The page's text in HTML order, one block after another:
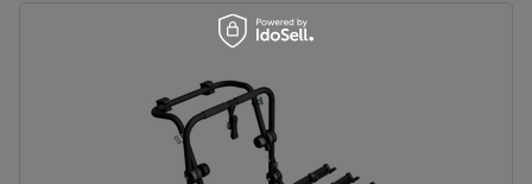
3
universelles Montagesystem
kompatibel mit allen Karosseriearten